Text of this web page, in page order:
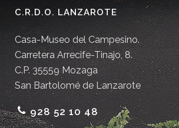
C.R.D.O. LANZAROTE
Casa-Museo del Campesino.
Carretera Arrecife-Tinajo, 8.
C.P. 35559 Mozaga
San Bartolomé de Lanzarote
928 52 10 48